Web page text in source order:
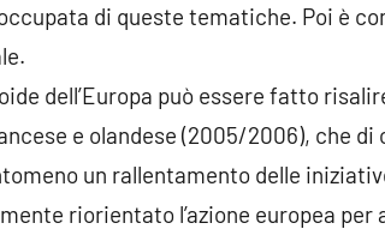
di queste tematiche. Poi è
dell’Europa può essere fatto
e olandese (2005/2006), che di
un rallentamento delle
riorientato l’azione europea per